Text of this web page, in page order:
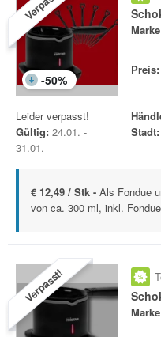
-50%
Preis:
Leider verpasst!
Gültig: 24.01. -
31.01.
Stadt:
€ 12,49 / Stk - Als Fondue
von ca. 300 ml, inkl.
Verpasst!